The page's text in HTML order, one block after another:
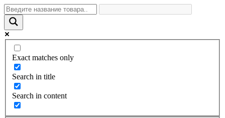
Exact matches only
Search in title
Search in content